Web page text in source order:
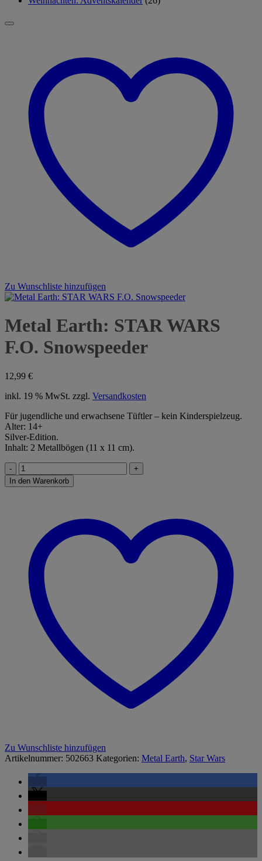
Zu Wunschliste hinzufügen
Metal Earth: STAR WARS
F.O. Snowspeeder
12,99 €
inkl. 19 % MwSt. zzgl. Versandkosten
Für jugendliche und erwachsene Tüftler – kein Kinderspielzeug.
Alter: 14+
Silver-Edition.
Inhalt: 2 Metallbögen (11 x 11 cm).
Metal
Earth:
STAR
Snowspeeder
In den Warenkorb
Zu Wunschliste hinzufügen
Artikelnummer: 502663 Kategorien: Metal Earth, Star Wars